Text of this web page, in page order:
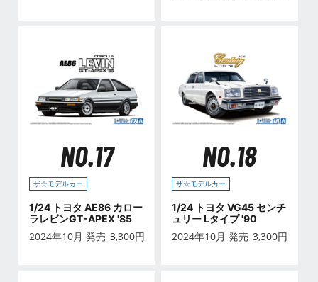
NO.17
ザ☆モデルカー
1/24 トヨタ AE86 カロー
ラレビンGT-APEX '85
2024年10月 発売 3,300円
NO.18
ザ☆モデルカー
1/24 トヨタ VG45 センチ
ュリー Lタイプ '90
2024年10月 発売 3,300円